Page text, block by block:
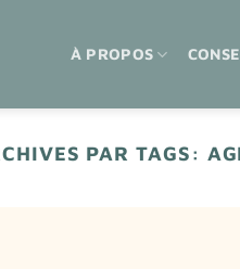
À PROPOS
PAR TAGS: